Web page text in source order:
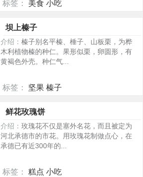
标签： 美食 小吃
坝上榛子
介绍： 榛子别名平榛、棰子、山板栗，为桦
木利植物榛的种仁。果形似栗，卵圆形，有
黄褐色外壳。种仁气...
标签： 坚果 榛子
鲜花玫瑰饼
介绍： 玫瑰花不仅是塞外名花，而且被定为
河北承德市的市花。用玫瑰花制做点心，在
承德已有近300年的...
标签： 糕点 小吃